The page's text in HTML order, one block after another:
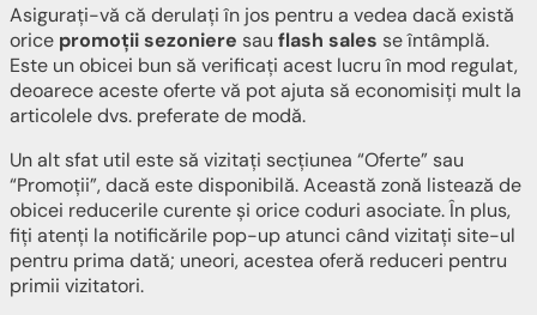
Asigurați-vă că derulați în jos pentru a vedea dacă există
orice promoții sezoniere sau flash sales se întâmplă.
Este un obicei bun să verificați acest lucru în mod regulat,
deoarece aceste oferte vă pot ajuta să economisiți mult la
articolele dvs. preferate de modă.
Un alt sfat util este să vizitați secțiunea “Oferte” sau
“Promoții”, dacă este disponibilă. Această zonă listează de
obicei reducerile curente și orice coduri asociate. În plus,
fiți atenți la notificările pop-up atunci când vizitați site-ul
pentru prima dată; uneori, acestea oferă reduceri pentru
primii vizitatori.